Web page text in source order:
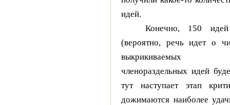
идей.
Конечно, 150
(вероятно, речь идет о
выкрикиваемых
членораздельных идей
тут наступает этап
дожимаются наиболее